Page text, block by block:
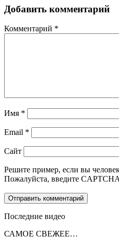
Добавить комментарий
Комментарий *
Имя *
Email *
Сайт
Решите пример, если вы
Пожалуйста, введите
Последние видео
САМОЕ СВЕЖЕЕ…